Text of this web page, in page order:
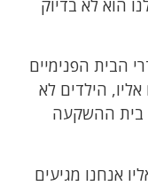
הוא לא בדיוק
הבית הפנימיים
הילדים לא
בית ההשקעה
אנחנו מגיעים